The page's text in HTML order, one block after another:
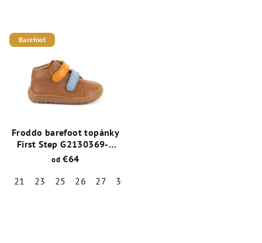
Barefoot
Froddo barefoot topánky
First Step G2130369-4
Cognac
od €64
21
23 25 26 27
30